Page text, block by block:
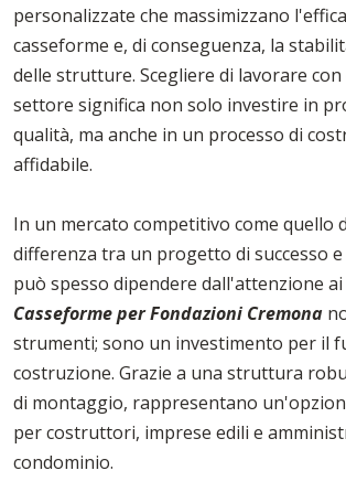
personalizzate che massimizzano
casseforme e, di conseguenza, la
delle strutture. Scegliere di lavorare
settore significa non solo investire in
qualità, ma anche in un processo di
affidabile.
In un mercato competitivo come quello
differenza tra un progetto di successo
può spesso dipendere dall'attenzione
Casseforme per Fondazioni Cremona
strumenti; sono un investimento per il
costruzione. Grazie a una struttura
di montaggio, rappresentano
per costruttori, imprese edili e
condominio.